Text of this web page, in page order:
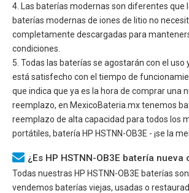
4. Las baterías modernas son diferentes que
baterías modernas de iones de litio no
completamente descargadas para
condiciones.
5. Todas las baterías se agostarán con el uso
está satisfecho con el tiempo de
que indica que ya es la hora de comprar una
reemplazo, en MexicoBateria.mx tenemos
reemplazo de alta capacidad para todos los
portátiles, batería HP HSTNN-OB3E - ¡se la
¿Es HP HSTNN-OB3E batería nueva
Todas nuestras HP HSTNN-OB3E baterías
vendemos baterías viejas, usadas o